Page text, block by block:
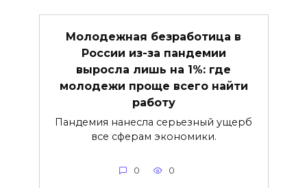
Молодежная безработица в
России из-за пандемии
выросла лишь на 1%: где
молодежи проще всего найти
работу
Пандемия нанесла серьезный ущерб
все сферам экономики.
0 0